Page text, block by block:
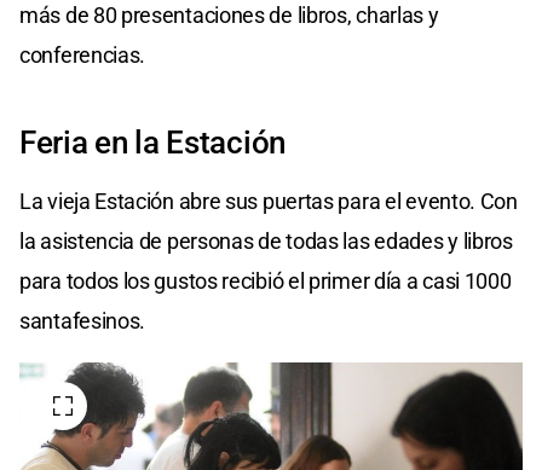
más de 80 presentaciones de libros, charlas y
conferencias.
Feria en la Estación
La vieja Estación abre sus puertas para el evento. Con
la asistencia de personas de todas las edades y libros
para todos los gustos recibió el primer día a casi 1000
santafesinos.